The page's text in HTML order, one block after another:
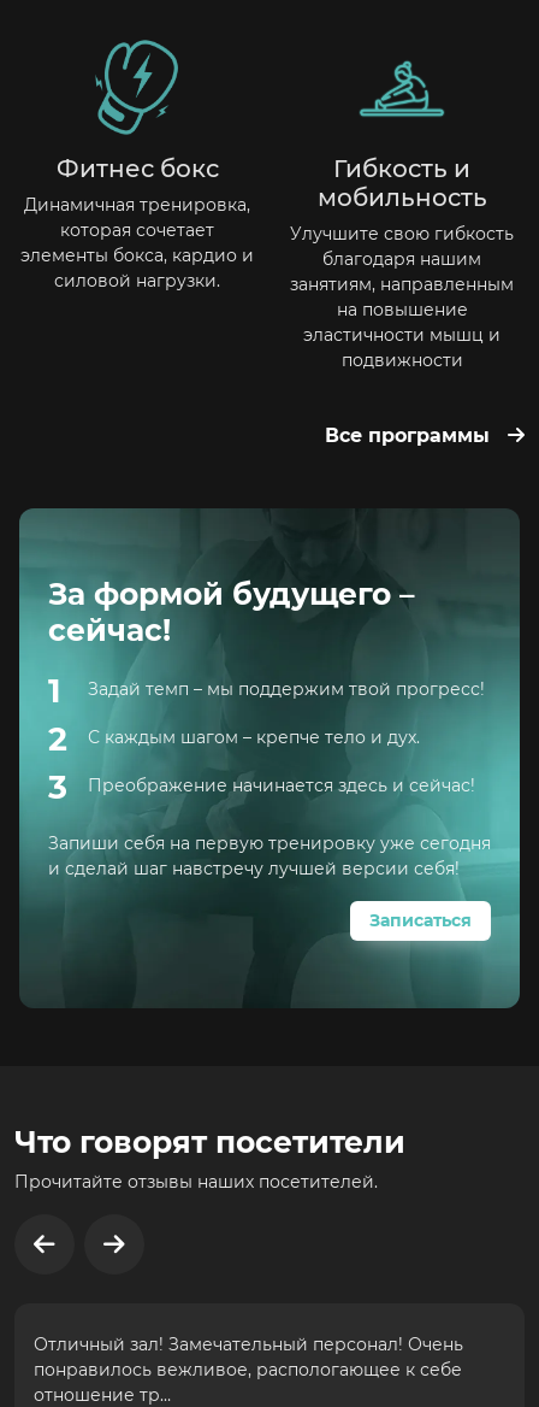
Фитнес бокс
Динамичная тренировка,
которая сочетает
элементы бокса, кардио и
силовой нагрузки.
Гибкость и
мобильность
Улучшите свою гибкость
благодаря нашим
занятиям, направленным
на повышение
эластичности мышц и
подвижности
Все программы
За формой будущего –
сейчас!
1 Задай темп – мы поддержим твой прогресс!
2 С каждым шагом – крепче тело и дух.
3 Преображение начинается здесь и сейчас!
Запиши себя на первую тренировку уже сегодня
и сделай шаг навстречу лучшей версии себя!
Записаться
Что говорят посетители
Прочитайте отзывы наших посетителей.
Отличный зал! Замечательный персонал! Очень
понравилось вежливое, распологающее к себе
отношение тр…